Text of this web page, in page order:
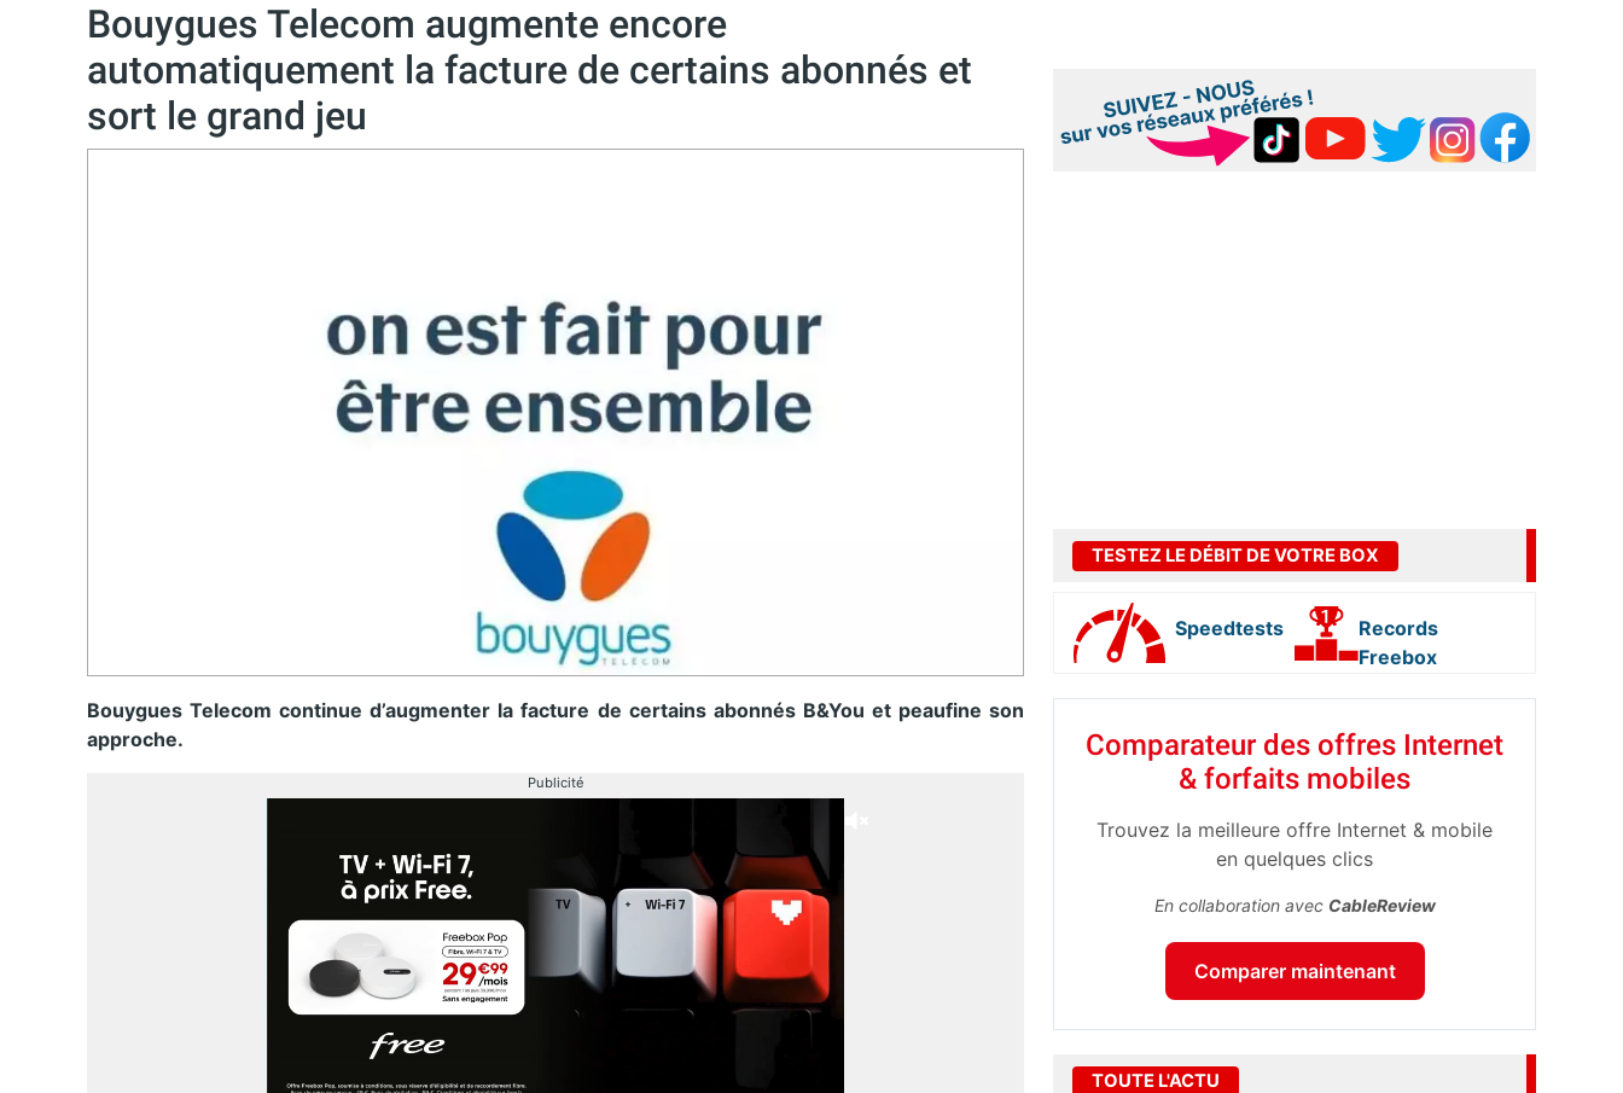
Bouygues Telecom augmente encore
automatiquement la facture de certains abonnés et
sort le grand jeu
Bouygues Telecom continue d’augmenter la facture de certains abonnés B&You et peaufine son
approche.
Publicité
TESTEZ LE DÉBIT DE VOTRE BOX
Speedtests
Records
Freebox
Comparateur des offres Internet
& forfaits mobiles
Trouvez la meilleure offre Internet & mobile
en quelques clics
En collaboration avec CableReview
Comparer maintenant
TOUTE L'ACTU